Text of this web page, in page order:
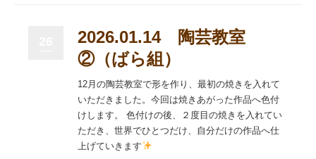
2026.01.14 陶芸教室
②（ばら組）
12月の陶芸教室で形を作り、最初の焼きを入れて
いただきました。今回は焼きあがった作品へ色付
けします。 色付けの後、２度目の焼きを入れてい
ただき、世界でひとつだけ、自分だけの作品へ仕
上げていきます